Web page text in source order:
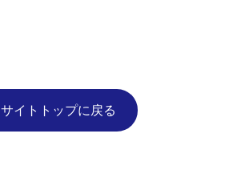
サイトトップに戻る